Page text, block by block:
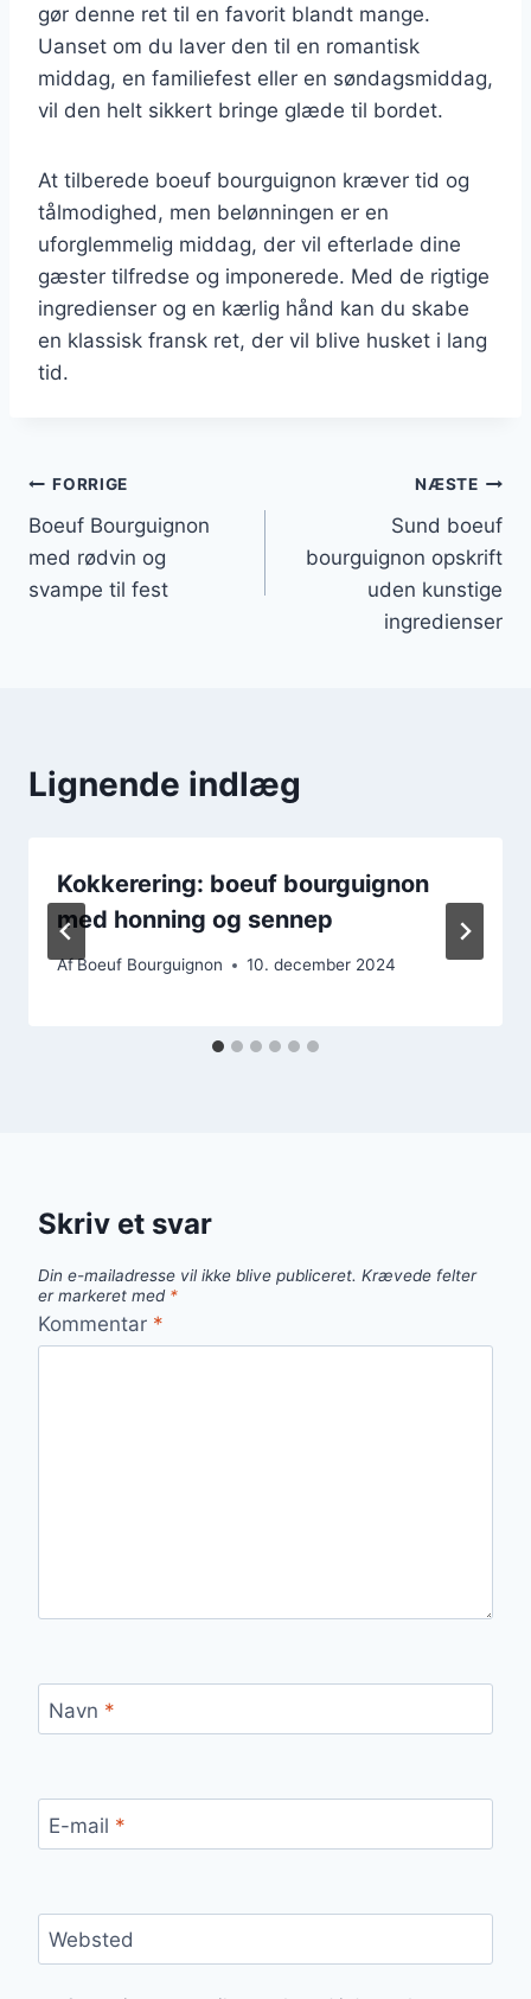
gør denne ret til en favorit blandt mange.
Uanset om du laver den til en romantisk
middag, en familiefest eller en søndagsmiddag,
vil den helt sikkert bringe glæde til bordet.
At tilberede boeuf bourguignon kræver tid og
tålmodighed, men belønningen er en
uforglemmelig middag, der vil efterlade dine
gæster tilfredse og imponerede. Med de rigtige
ingredienser og en kærlig hånd kan du skabe
en klassisk fransk ret, der vil blive husket i lang
tid.
Indlægsnavigation
FORRIGE
Boeuf Bourguignon
med rødvin og
svampe til fest
NÆSTE
Sund boeuf
bourguignon opskrift
uden kunstige
ingredienser
Lignende indlæg
Kokkerering: boeuf bourguignon
med honning og sennep
AfBoeuf Bourguignon 10. december 2024
Skriv et svar
Din e-mailadresse vil ikke blive publiceret. Krævede felter
er markeret med *
Kommentar *
Navn *
E-mail *
Websted